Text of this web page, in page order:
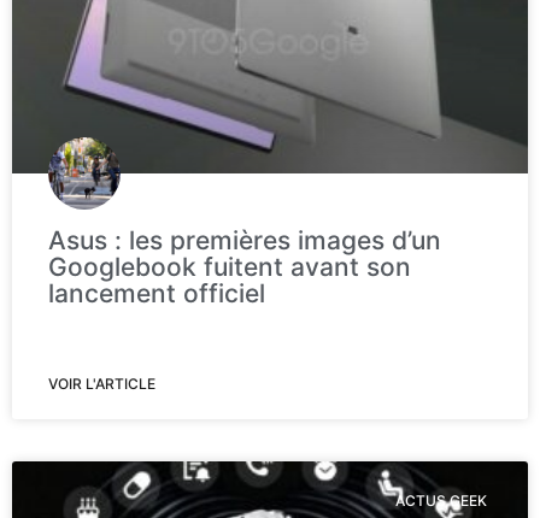
Asus : les premières images d’un
Googlebook fuitent avant son
lancement officiel
VOIR L'ARTICLE
ACTUS GEEK